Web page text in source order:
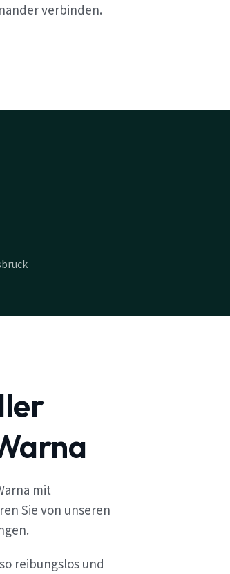
verbinden.
mit
Sie von unseren
reibungslos und